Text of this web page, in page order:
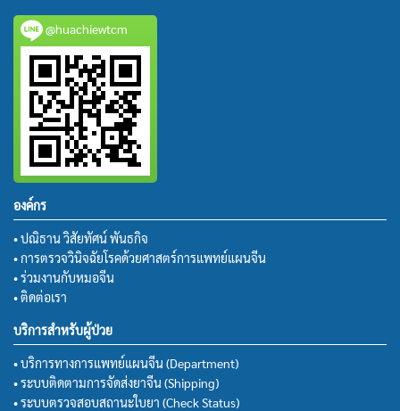
@huachiewtcm
องค์กร
• ปณิธาน วิสัยทัศน์ พันธกิจ
• การตรวจวินิจฉัยโรคด้วยศาสตร์การแพทย์แผนจีน
• ร่วมงานกับหมอจีน
• ติดต่อเรา
บริการสำหรับผู้ป่วย
• บริการทางการแพทย์แผนจีน (Department)
• ระบบติดตามการจัดส่งยาจีน (Shipping)
• ระบบตรวจสอบสถานะใบยา (Check Status)